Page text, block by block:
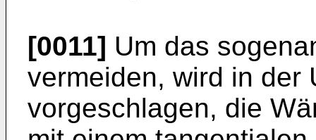
[0011] Um das
vermeiden, wird in der
vorgeschlagen, die